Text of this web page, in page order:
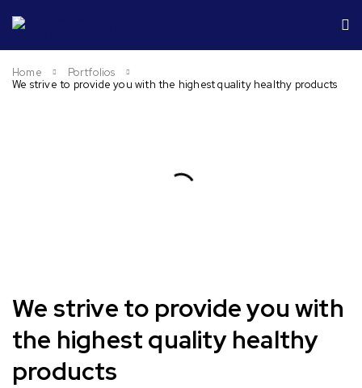
Home
Portfolios
We strive to provide you with the highest quality healthy products
We strive to provide you with
the highest quality healthy
products